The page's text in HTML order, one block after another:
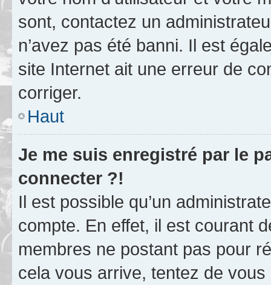
sont, contactez un
n’avez pas été banni. Il est
site Internet ait une erreur de
corriger.
Haut
Je me suis enregistré par le
connecter ?!
Il est possible qu’un
compte. En effet, il est courant
membres ne postant pas pour
cela vous arrive, tentez de